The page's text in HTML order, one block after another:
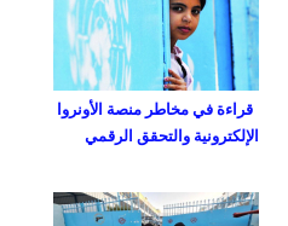
قراءة في مخاطر منصة الأونروا
الإلكترونية والتحقق الرقمي